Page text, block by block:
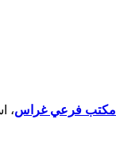
مكتب فرعي غراس،